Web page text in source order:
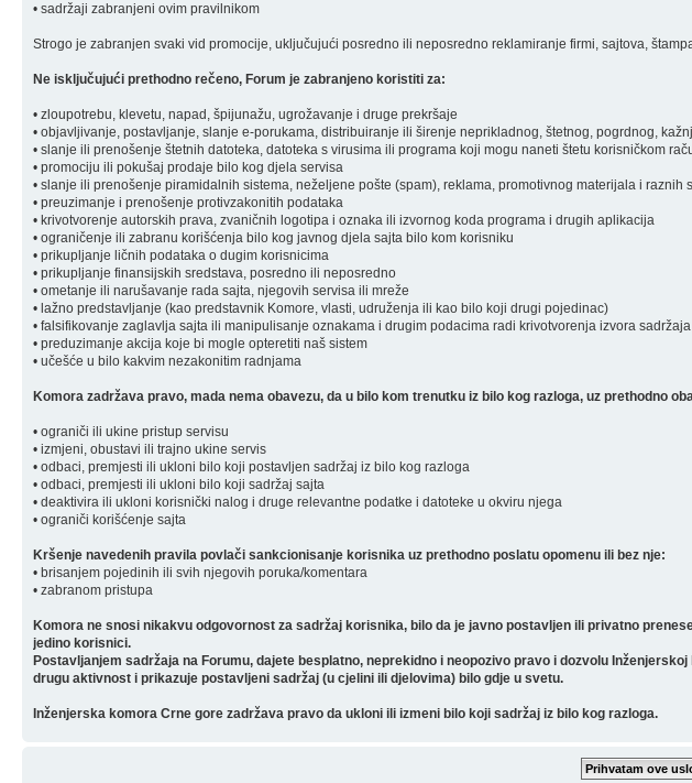
• sadržaji zabranjeni ovim pravilnikom
Strogo je zabranjen svaki vid promocije, uključujući posredno ili neposredno reklamiranje firmi, sajtova,
Ne isključujući prethodno rečeno, Forum je zabranjeno koristiti za:
• zloupotrebu, klevetu, napad, špijunažu, ugrožavanje i druge prekršaje
• objavljivanje, postavljanje, slanje e-porukama, distribuiranje ili širenje neprikladnog, štetnog, pogrdnog,
• slanje ili prenošenje štetnih datoteka, datoteka s virusima ili programa koji mogu naneti štetu korisničkom
• promociju ili pokušaj prodaje bilo kog djela servisa
• slanje ili prenošenje piramidalnih sistema, neželjene pošte (spam), reklama, promotivnog materijala i raznih
• preuzimanje i prenošenje protivzakonitih podataka
• krivotvorenje autorskih prava, zvaničnih logotipa i oznaka ili izvornog koda programa i drugih aplikacija
• ograničenje ili zabranu korišćenja bilo kog javnog djela sajta bilo kom korisniku
• prikupljanje ličnih podataka o dugim korisnicima
• prikupljanje finansijskih sredstava, posredno ili neposredno
• ometanje ili narušavanje rada sajta, njegovih servisa ili mreže
• lažno predstavljanje (kao predstavnik Komore, vlasti, udruženja ili kao bilo koji drugi pojedinac)
• falsifikovanje zaglavlja sajta ili manipulisanje oznakama i drugim podacima radi krivotvorenja izvora
• preduzimanje akcija koje bi mogle opteretiti naš sistem
• učešće u bilo kakvim nezakonitim radnjama
Komora zadržava pravo, mada nema obavezu, da u bilo kom trenutku iz bilo kog razloga, uz prethodno
• ograniči ili ukine pristup servisu
• izmjeni, obustavi ili trajno ukine servis
• odbaci, premjesti ili ukloni bilo koji postavljen sadržaj iz bilo kog razloga
• odbaci, premjesti ili ukloni bilo koji sadržaj sajta
• deaktivira ili ukloni korisnički nalog i druge relevantne podatke i datoteke u okviru njega
• ograniči korišćenje sajta
Kršenje navedenih pravila povlači sankcionisanje korisnika uz prethodno poslatu opomenu ili bez nje:
• brisanjem pojedinih ili svih njegovih poruka/komentara
• zabranom pristupa
Komora ne snosi nikakvu odgovornost za sadržaj korisnika, bilo da je javno postavljen ili privatno
jedino korisnici.
Postavljanjem sadržaja na Forumu, dajete besplatno, neprekidno i neopozivo pravo i dozvolu
drugu aktivnost i prikazuje postavljeni sadržaj (u cjelini ili djelovima) bilo gdje u svetu.
Inženjerska komora Crne gore zadržava pravo da ukloni ili izmeni bilo koji sadržaj iz bilo kog razloga.